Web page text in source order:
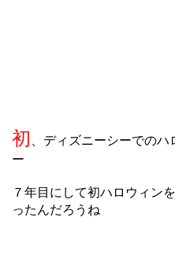
初 、ディズニーシーでの
ー
７年目にして初ハロウィン
ったんだろうね